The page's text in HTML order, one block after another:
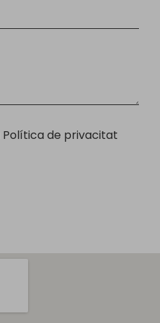
Política de privacitat